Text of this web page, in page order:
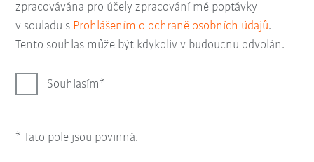
zpracovávána pro účely zpracování mé poptávky
v souladu s Prohlášením o ochraně osobních údajů.
Tento souhlas může být kdykoliv v budoucnu odvolán.
Souhlasím
* Tato pole jsou povinná.